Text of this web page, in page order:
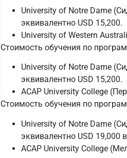
University of Notre Dame
эквивалентно USD 15,200.
University of Western
Стоимость обучения по
University of Notre Dame
эквивалентно USD 15,200.
ACAP University College
Стоимость обучения по
University of Notre Dame
эквивалентно USD 19,000
ACAP University College